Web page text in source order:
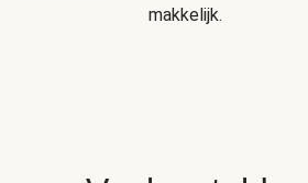
makkelijk.